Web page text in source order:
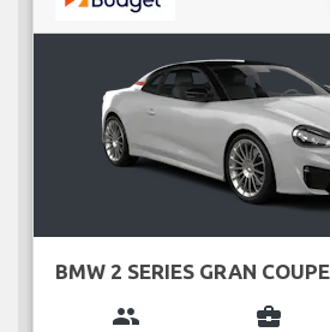
BMW 2 SERIES GRAN COUPE
group business_center